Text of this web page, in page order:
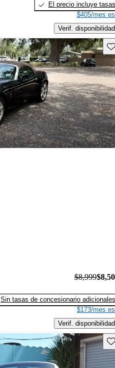
El precio incluye tasas
$405/mes
Verif. disponibilidad
$8,999
Sin tasas de concesionario adicionales
$173/mes
Verif. disponibilidad